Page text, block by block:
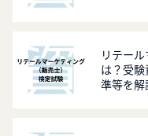
リテー
は？受
準等を解